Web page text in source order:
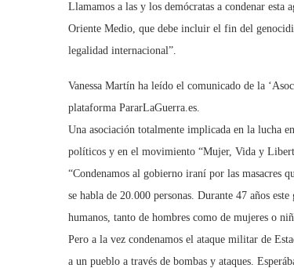
Llamamos a las y los demócratas a condenar
Oriente Medio, que debe incluir el fin del
legalidad internacional”.
Vanessa Martín ha leído el comunicado de la
plataforma PararLaGuerra.es.
Una asociación totalmente implicada en la lucha
políticos y en el movimiento “Mujer, Vida y
“Condenamos al gobierno iraní por las masacres
se habla de 20.000 personas. Durante 47 años
humanos, tanto de hombres como de mujeres o
Pero a la vez condenamos el ataque militar de
a un pueblo a través de bombas y ataques.